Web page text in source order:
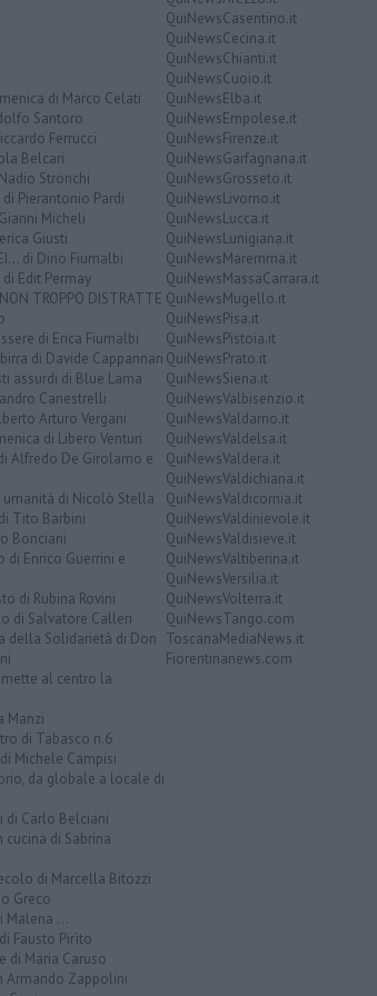
di Marco Celati
Santoro
Ferrucci
Belcari
Stronchi
Pierantonio Pardi
Micheli
Giusti
di Dino Fiumalbi
Edit Permay
TROPPO DISTRATTE
di Erica Fiumalbi
di Davide Cappannari
assurdi di Blue Lama
Canestrelli
Arturo Vergani
di Libero Venturi
Alfredo De Girolamo e
umanità di Nicolò Stella
Tito Barbini
Bonciani
di Enrico Guerrini e
di Rubina Rovini
di Salvatore Calleri
della Solidarietà di Don
mette al centro la
Manzi
di Tabasco n.6
Michele Campisi
da globale a locale di
di Carlo Belciani
cucina di Sabrina
di Marcella Bitozzi
Greco
Malena ...
Fausto Pirìto
di Maria Caruso
Armando Zappolini
QuiNewsCasentino.it
QuiNewsCecina.it
QuiNewsChianti.it
QuiNewsCuoio.it
QuiNewsElba.it
QuiNewsEmpolese.it
QuiNewsFirenze.it
QuiNewsGarfagnana.it
QuiNewsGrosseto.it
QuiNewsLivorno.it
QuiNewsLucca.it
QuiNewsLunigiana.it
QuiNewsMaremma.it
QuiNewsMassaCarrara.it
QuiNewsMugello.it
QuiNewsPisa.it
QuiNewsPistoia.it
QuiNewsPrato.it
QuiNewsSiena.it
QuiNewsValbisenzio.it
QuiNewsValdarno.it
QuiNewsValdelsa.it
QuiNewsValdera.it
QuiNewsValdichiana.it
QuiNewsValdicornia.it
QuiNewsValdinievole.it
QuiNewsValdisieve.it
QuiNewsValtiberina.it
QuiNewsVersilia.it
QuiNewsVolterra.it
QuiNewsTango.com
ToscanaMediaNews.it
Fiorentinanews.com